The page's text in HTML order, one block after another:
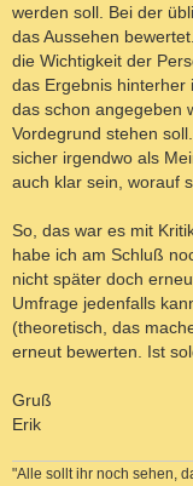
werden soll. Bei der
das Aussehen
die Wichtigkeit der
das Ergebnis hinterher
das schon angegeben
Vordegrund stehen
sicher irgendwo als
auch klar sein, worauf
So, das war es mit
habe ich am Schluß
nicht später doch
Umfrage jedenfalls
(theoretisch, das
erneut bewerten. Ist
Gruß
Erik
"Alle sollt ihr noch sehen,